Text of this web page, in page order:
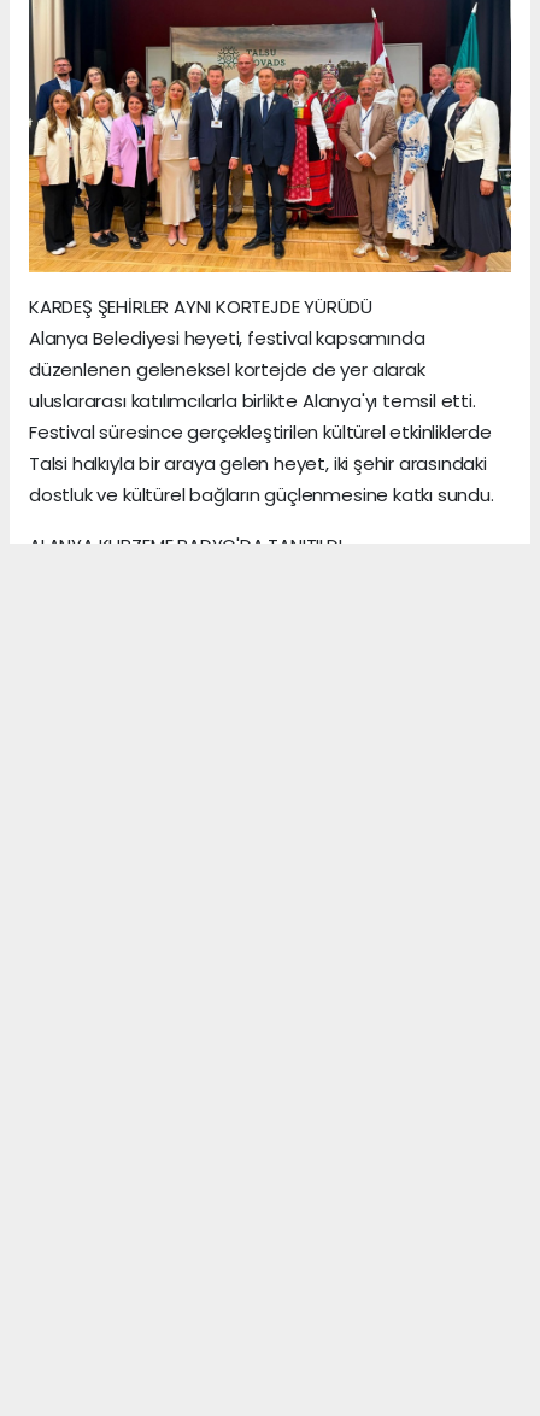
KARDEŞ ŞEHİRLER AYNI KORTEJDE YÜRÜDÜ
Alanya Belediyesi heyeti, festival kapsamında
düzenlenen geleneksel kortejde de yer alarak
uluslararası katılımcılarla birlikte Alanya'yı temsil etti.
Festival süresince gerçekleştirilen kültürel etkinliklerde
Talsi halkıyla bir araya gelen heyet, iki şehir arasındaki
dostluk ve kültürel bağların güçlenmesine katkı sundu.
ALANYA KURZEME RADYO'DA TANITILDI